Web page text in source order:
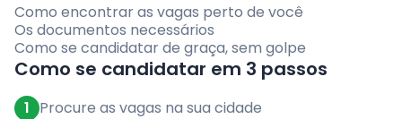
Como encontrar as vagas perto de você
Os documentos necessários
Como se candidatar de graça, sem golpe
Como se candidatar em 3 passos
1 Procure as vagas na sua cidade